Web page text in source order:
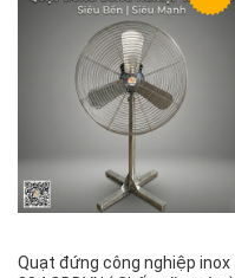
Quạt đứng công nghiệp inox